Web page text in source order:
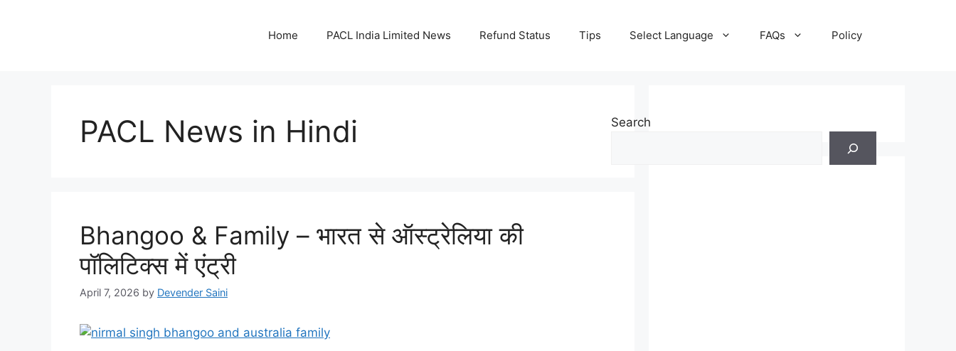
Home PACL India Limited News Refund Status Tips Select Language FAQs Policy
PACL News in Hindi
Bhangoo & Family – भारत से ऑस्ट्रेलिया की
पॉलिटिक्स में एंट्री
April 7, 2026 by Devender Saini
Search